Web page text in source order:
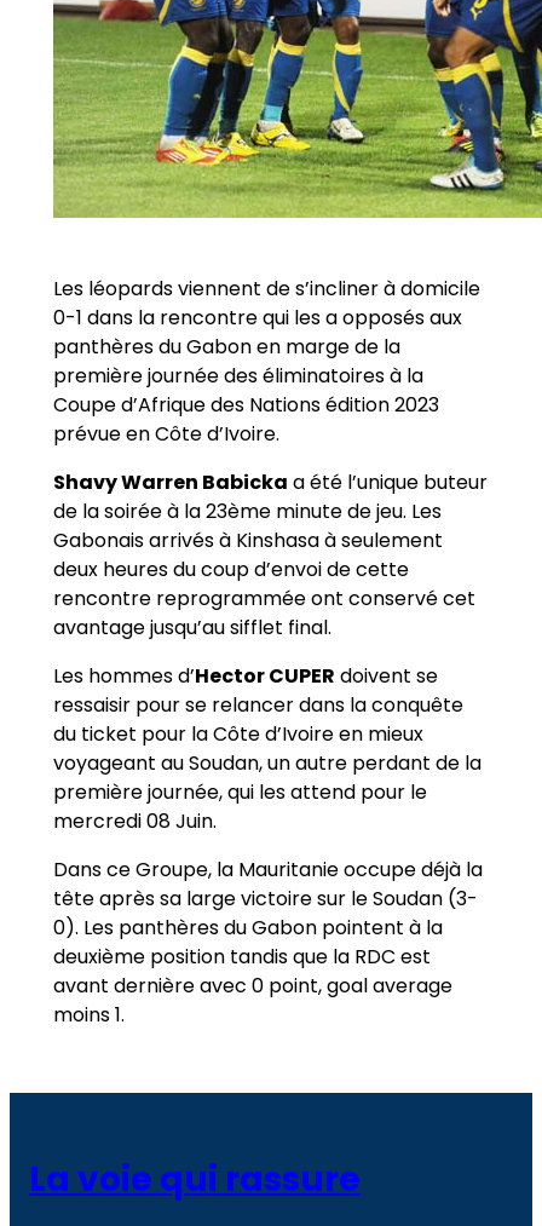
Les léopards viennent de s’incliner à domicile
0-1 dans la rencontre qui les a opposés aux
panthères du Gabon en marge de la
première journée des éliminatoires à la
Coupe d’Afrique des Nations édition 2023
prévue en Côte d’Ivoire.
Shavy Warren Babicka a été l’unique buteur
de la soirée à la 23ème minute de jeu. Les
Gabonais arrivés à Kinshasa à seulement
deux heures du coup d’envoi de cette
rencontre reprogrammée ont conservé cet
avantage jusqu’au sifflet final.
Les hommes d’Hector CUPER doivent se
ressaisir pour se relancer dans la conquête
du ticket pour la Côte d’Ivoire en mieux
voyageant au Soudan, un autre perdant de la
première journée, qui les attend pour le
mercredi 08 Juin.
Dans ce Groupe, la Mauritanie occupe déjà la
tête après sa large victoire sur le Soudan (3-
0). Les panthères du Gabon pointent à la
deuxième position tandis que la RDC est
avant dernière avec 0 point, goal average
moins 1.
La voie qui rassure